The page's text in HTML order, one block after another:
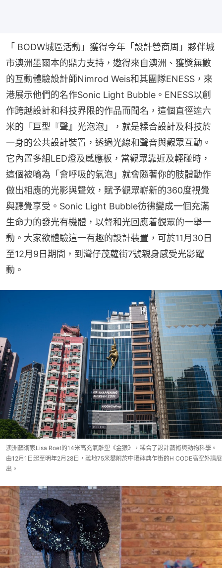
「 BODW城區活動」獲得今年「設計營商周」夥伴城
市澳洲墨爾本的鼎力支持，邀得來自澳洲、獲獎無數
的互動體驗設計師Nimrod Weis和其團隊ENESS，來
港展示他們的名作Sonic Light Bubble。ENESS以創
作跨越設計和科技界限的作品而聞名，這個直徑達六
米的「巨型『聲』光泡泡」，就是糅合設計及科技於
一身的公共設計裝置，透過光線和聲音與觀眾互動。
它內置多組LED燈及感應板，當觀眾靠近及輕碰時，
這個被喻為「會呼吸的氣泡」就會隨著你的肢體動作
做出相應的光影與聲效，賦予觀眾嶄新的360度視覺
與聽覺享受。Sonic Light Bubble彷彿變成一個充滿
生命力的發光有機體，以聲和光回應着觀眾的一舉一
動。大家欲體驗這一有趣的設計裝置，可於11月30日
至12月9日期間，到灣仔茂蘿街7號親身感受光影躍
動。
澳洲藝術家Lisa Roet的14米高充氣雕塑《金猴》，糅合了設計藝術與動物科學。
由12月1日起至明年2月28日，離地75米攀附於中環砵典乍街的H CODE高空外牆展
出。